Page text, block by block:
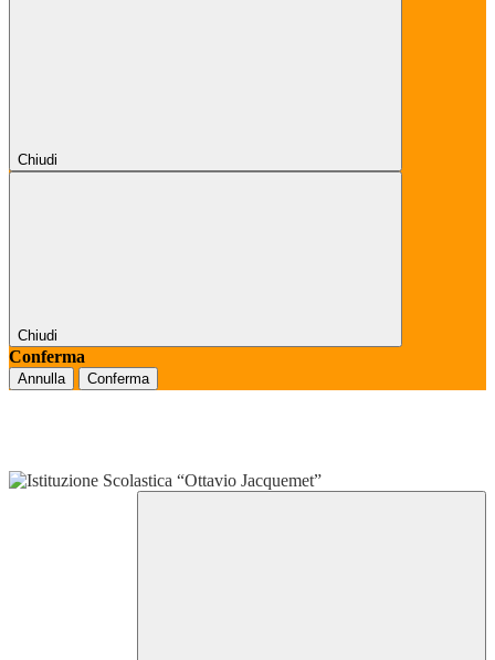
Chiudi
Chiudi
Conferma
Annulla Conferma